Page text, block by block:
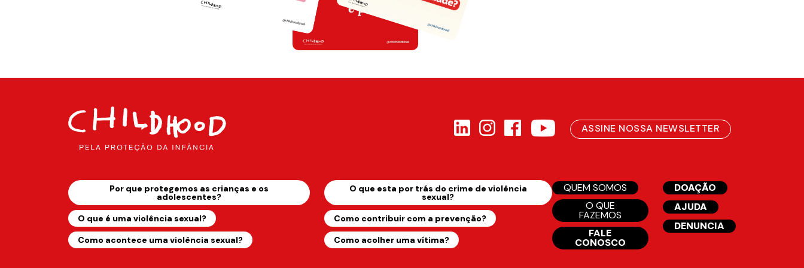
ASSINE NOSSA NEWSLETTER
Por que protegemos as crianças e os
adolescentes?
O que é uma violência sexual?
Como acontece uma violência sexual?
O que esta por trás do crime de violência
sexual?
Como contribuir com a prevenção?
Como acolher uma vítima?
QUEM SOMOS
O QUE
FAZEMOS
FALE
CONOSCO
DOAÇÃO
AJUDA
DENUNCIA